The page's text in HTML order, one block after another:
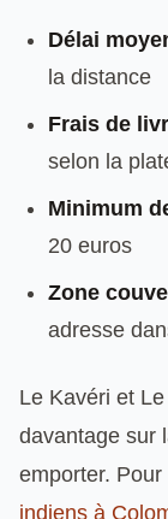
Délai
la distance
Frais de
selon la
Minimum
20 euros
Zone
adresse
Le Kavéri et
davantage sur
emporter.
indiens à